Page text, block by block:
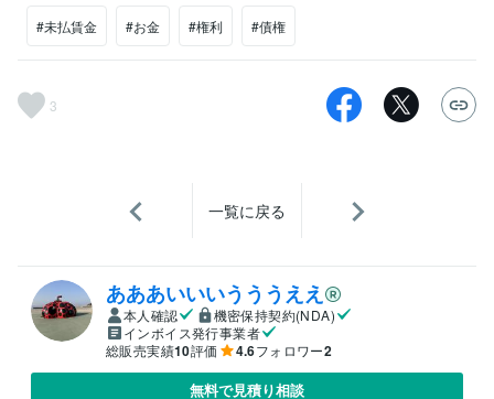
#未払賃金 #お金 #権利 #債権
3
一覧に戻る
あああいいいうううええ
本人確認
機密保持契約(NDA)
インボイス発行事業者
総販売実績10評価 4.6フォロワー2
無料で見積り相談